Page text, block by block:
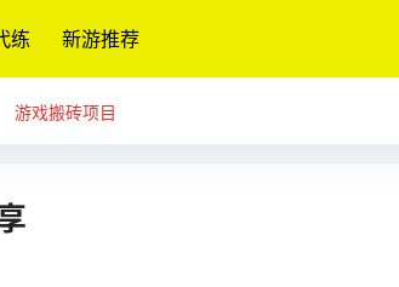
练 新游推荐
游戏搬砖项目